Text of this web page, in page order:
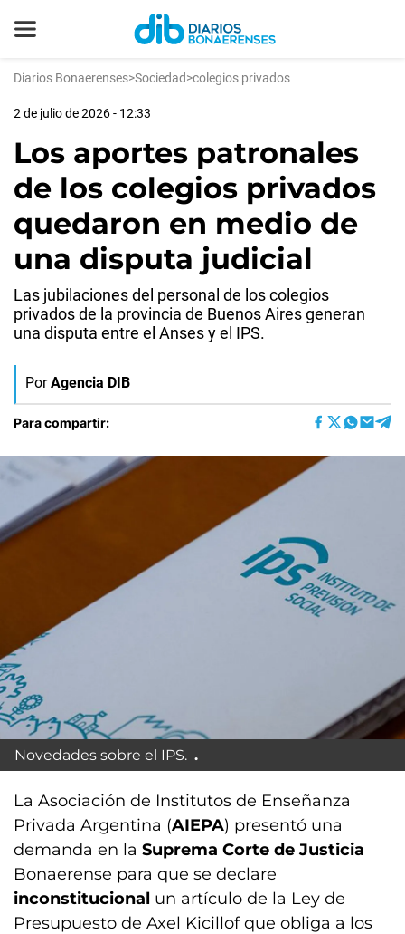
Diarios Bonaerenses>Sociedad>colegios privados
2 de julio de 2026 - 12:33
Los aportes patronales
de los colegios privados
quedaron en medio de
una disputa judicial
Las jubilaciones del personal de los colegios
privados de la provincia de Buenos Aires generan
una disputa entre el Anses y el IPS.
Por Agencia DIB
Para compartir:
Novedades sobre el IPS.
La Asociación de Institutos de Enseñanza
Privada Argentina (AIEPA) presentó una
demanda en la Suprema Corte de Justicia
Bonaerense para que se declare
inconstitucional un artículo de la Ley de
Presupuesto de Axel Kicillof que obliga a los